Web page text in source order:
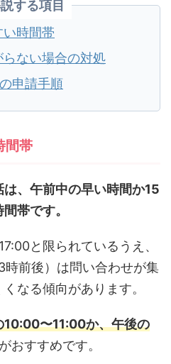
する項目
時間帯
ない場合の対処
申請手順
間帯
、午前中の早い時間か15
帯です。
と限られているうえ、
時前後）は問い合わせが集
なる傾向があります。
10:00〜11:00か、午後の
おすすめです。